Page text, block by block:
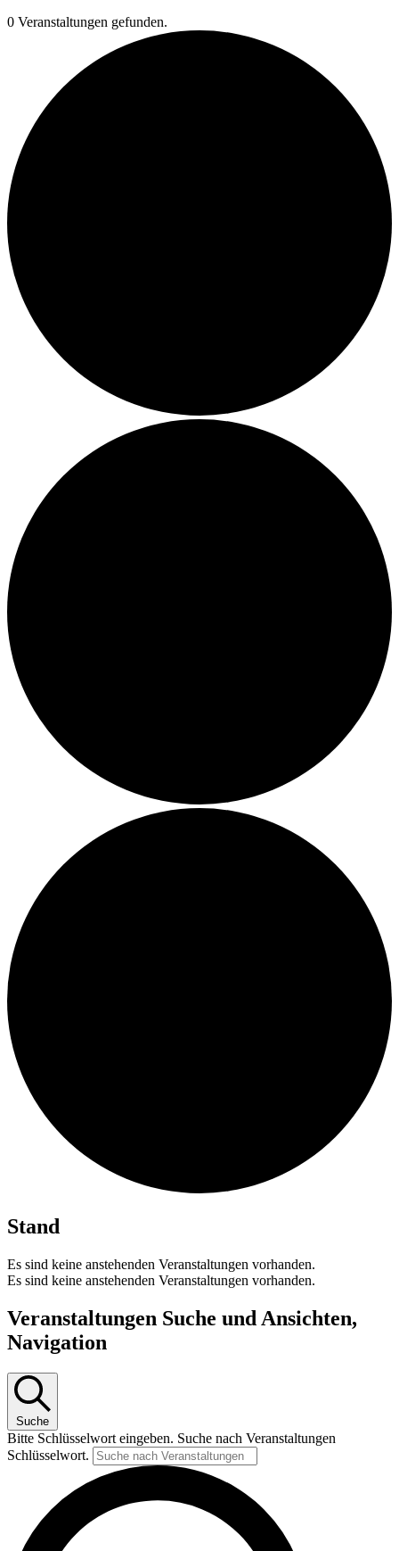
0 Veranstaltungen gefunden.
Stand
Es sind keine anstehenden Veranstaltungen vorhanden.
Es sind keine anstehenden Veranstaltungen vorhanden.
Veranstaltungen Suche und Ansichten,
Navigation
Suche
Bitte Schlüsselwort eingeben. Suche nach Veranstaltungen
Schlüsselwort.